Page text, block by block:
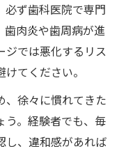
必ず歯科医院で専門
歯肉炎や歯周病が進
ジでは悪化するリス
てください。
、徐々に慣れてきた
う。経験者でも、毎
し、違和感があれば